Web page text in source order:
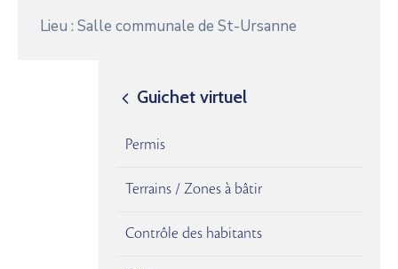
Lieu : Salle communale de St-Ursanne
Guichet virtuel
Permis
Terrains / Zones à bâtir
Contrôle des habitants